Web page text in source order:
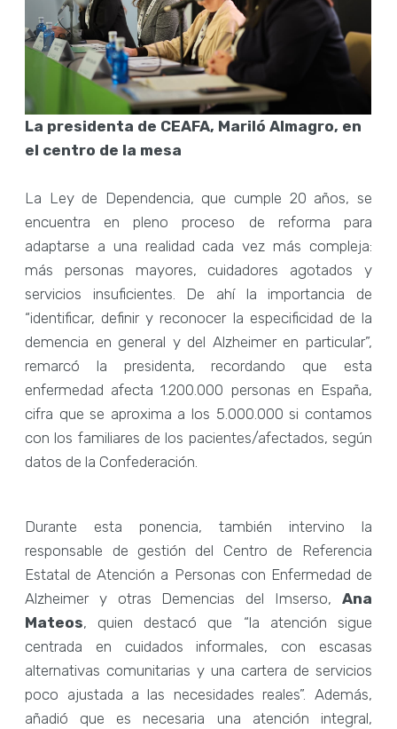
La presidenta de CEAFA, Mariló Almagro, en
el centro de la mesa
La Ley de Dependencia, que cumple 20 años, se
encuentra en pleno proceso de reforma para
adaptarse a una realidad cada vez más compleja:
más personas mayores, cuidadores agotados y
servicios insuficientes. De ahí la importancia de
“identificar, definir y reconocer la especificidad de la
demencia en general y del Alzheimer en particular”,
remarcó la presidenta, recordando que esta
enfermedad afecta 1.200.000 personas en España,
cifra que se aproxima a los 5.000.000 si contamos
con los familiares de los pacientes/afectados, según
datos de la Confederación.
Durante esta ponencia, también intervino la
responsable de gestión del Centro de Referencia
Estatal de Atención a Personas con Enfermedad de
Alzheimer y otras Demencias del Imserso, Ana
Mateos, quien destacó que “la atención sigue
centrada en cuidados informales, con escasas
alternativas comunitarias y una cartera de servicios
poco ajustada a las necesidades reales”. Además,
añadió que es necesaria una atención integral,